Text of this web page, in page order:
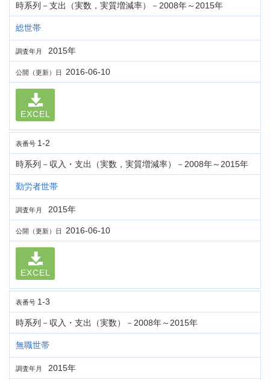
時系列－支出（実数，実質増減率）－2008年～2015年
総世帯
調査年月 2015年
公開（更新）日 2016-06-10
EXCEL
表番号 1-2
時系列－収入・支出（実数，実質増減率）－2008年～2015年
勤労者世帯
調査年月 2015年
公開（更新）日 2016-06-10
EXCEL
表番号 1-3
時系列－収入・支出（実数）－2008年～2015年
無職世帯
調査年月 2015年